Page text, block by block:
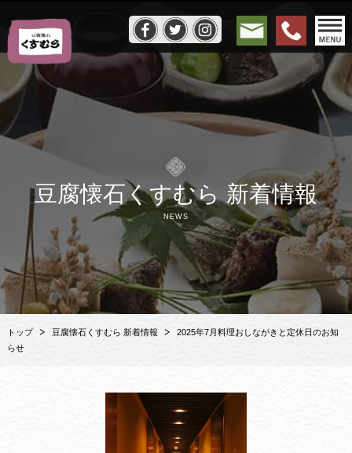
豆腐懐石くすむら 新着情報
NEWS
トップ 豆腐懐石くすむら 新着情報
2025年7月料理おしながきと定休日のお知
らせ